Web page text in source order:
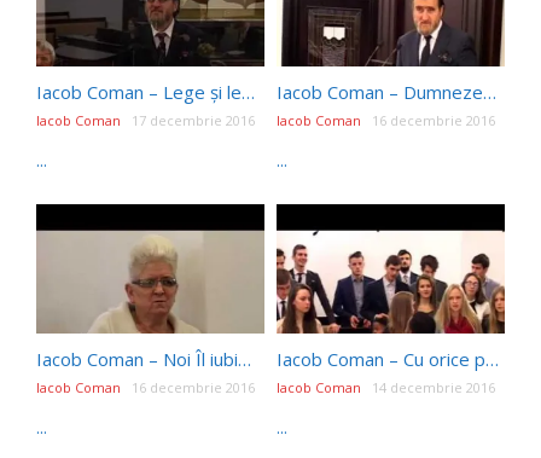
Iacob Coman – Lege și lege (17.12.2016)
Iacob Coman 17 decembrie 2016
...
Iacob Coman – Dumnezeu mă va mântui? (14.12.2016)
Iacob Coman 16 decembrie 2016
...
Iacob Coman – Noi Îl iubim pentru că El ne-a iubit intâi (10.12.2016)
Iacob Coman 16 decembrie 2016
...
Iacob Coman – Cu orice preț dar nu orice schimbare (09.12.2016)
Iacob Coman 14 decembrie 2016
...